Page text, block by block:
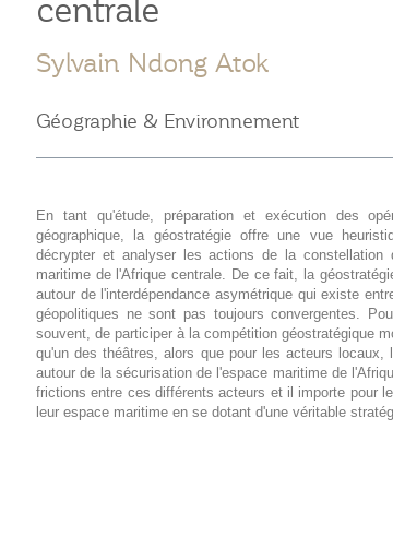
centrale
Sylvain Ndong Atok
Géographie & Environnement
En tant qu'étude, préparation et exécution des
géographique, la géostratégie offre une vue
décrypter et analyser les actions de la constellation
maritime de l'Afrique centrale. De ce fait, la
autour de l'interdépendance asymétrique qui existe
géopolitiques ne sont pas toujours convergentes.
souvent, de participer à la compétition géostratégique
qu'un des théâtres, alors que pour les acteurs locaux,
autour de la sécurisation de l'espace maritime de
frictions entre ces différents acteurs et il importe pour
leur espace maritime en se dotant d'une véritable